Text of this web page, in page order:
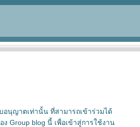
อนุญาตเท่านั้น ที่สามารถเข้าร่วมได้
Group blog นี้ เพื่อเข้าสู่การใช้งาน